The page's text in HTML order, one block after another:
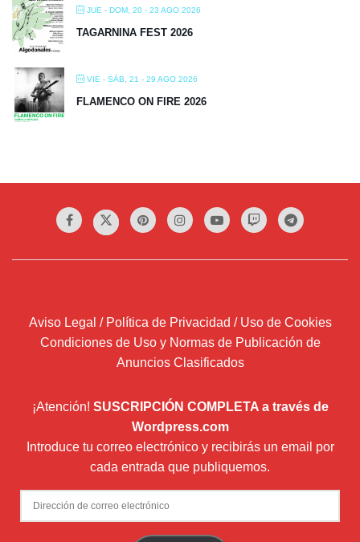
JUE - DOM, 20 - 23 AGO 2026
TAGARNINA FEST 2026
VIE - SÁB, 21 - 29 AGO 2026
FLAMENCO ON FIRE 2026
Aviso Legal / Política de Privacidad / Uso de Cookies
Condiciones de Uso y Normas de Publicación de
Anuncios Clasificados
¡Atención! SUSCRIPCIÓN COMPLETA a través de
Wordpress.com
Introduce tu correo electrónico y recibirás un email por
cada entrada que publiquemos.
Dirección
de